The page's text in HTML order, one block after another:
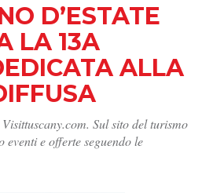
D’ESTATE
LA 13A
ALLA
Sul sito del turismo
eventi e offerte seguendo le